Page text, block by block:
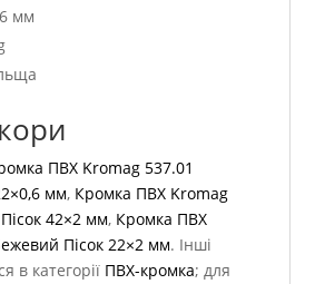
мм
ПВХ Kromag 537.01
мм, Кромка ПВХ Kromag
42×2 мм, Кромка ПВХ
Пісок 22×2 мм. Інші
в категорії ПВХ-кромка; для